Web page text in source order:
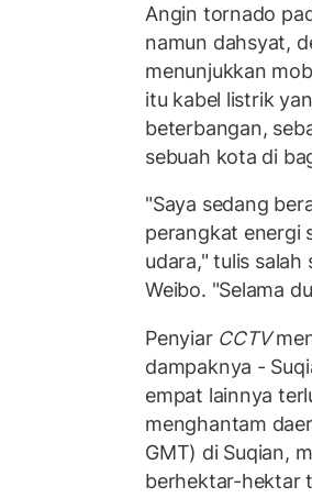
Angin tornado
namun dahsyat,
menunjukkan
itu kabel listrik
beterbangan,
sebuah kota di
"Saya sedang
perangkat energi
udara," tulis
Weibo. "Selama
Penyiar CCTV
dampaknya -
empat lainnya
menghantam
GMT) di Suqian,
berhektar-hektar